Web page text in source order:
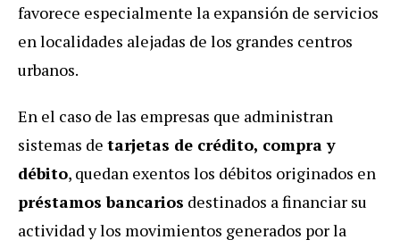
favorece especialmente la expansión de servicios
en localidades alejadas de los grandes centros
urbanos.
En el caso de las empresas que administran
sistemas de tarjetas de crédito, compra y
débito, quedan exentos los débitos originados en
préstamos bancarios destinados a financiar su
actividad y los movimientos generados por la